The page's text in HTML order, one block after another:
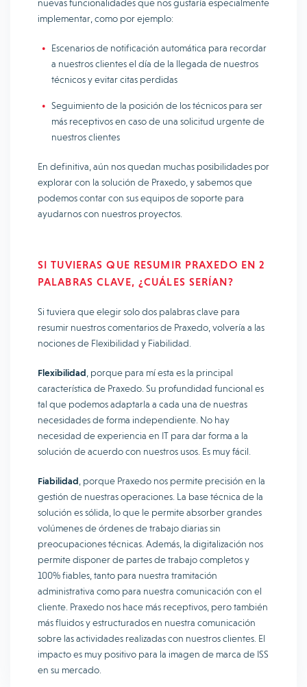
nuevas funcionalidades que nos gustaría especialmente
implementar, como por ejemplo:
Escenarios de notificación automática para recordar
a nuestros clientes el día de la llegada de nuestros
técnicos y evitar citas perdidas
Seguimiento de la posición de los técnicos para ser
más receptivos en caso de una solicitud urgente de
nuestros clientes
En definitiva, aún nos quedan muchas posibilidades por
explorar con la solución de Praxedo, y sabemos que
podemos contar con sus equipos de soporte para
ayudarnos con nuestros proyectos.
SI TUVIERAS QUE RESUMIR PRAXEDO EN 2
PALABRAS CLAVE, ¿CUÁLES SERÍAN?
Si tuviera que elegir solo dos palabras clave para
resumir nuestros comentarios de Praxedo, volvería a las
nociones de Flexibilidad y Fiabilidad.
Flexibilidad , porque para mí esta es la principal
característica de Praxedo. Su profundidad funcional es
tal que podemos adaptarla a cada una de nuestras
necesidades de forma independiente. No hay
necesidad de experiencia en IT para dar forma a la
solución de acuerdo con nuestros usos. Es muy fácil.
Fiabilidad , porque Praxedo nos permite precisión en la
gestión de nuestras operaciones. La base técnica de la
solución es sólida, lo que le permite absorber grandes
volúmenes de órdenes de trabajo diarias sin
preocupaciones técnicas. Además, la digitalización nos
permite disponer de partes de trabajo completos y
100% fiables, tanto para nuestra tramitación
administrativa como para nuestra comunicación con el
cliente. Praxedo nos hace más receptivos, pero también
más fluidos y estructurados en nuestra comunicación
sobre las actividades realizadas con nuestros clientes. El
impacto es muy positivo para la imagen de marca de ISS
en su mercado.